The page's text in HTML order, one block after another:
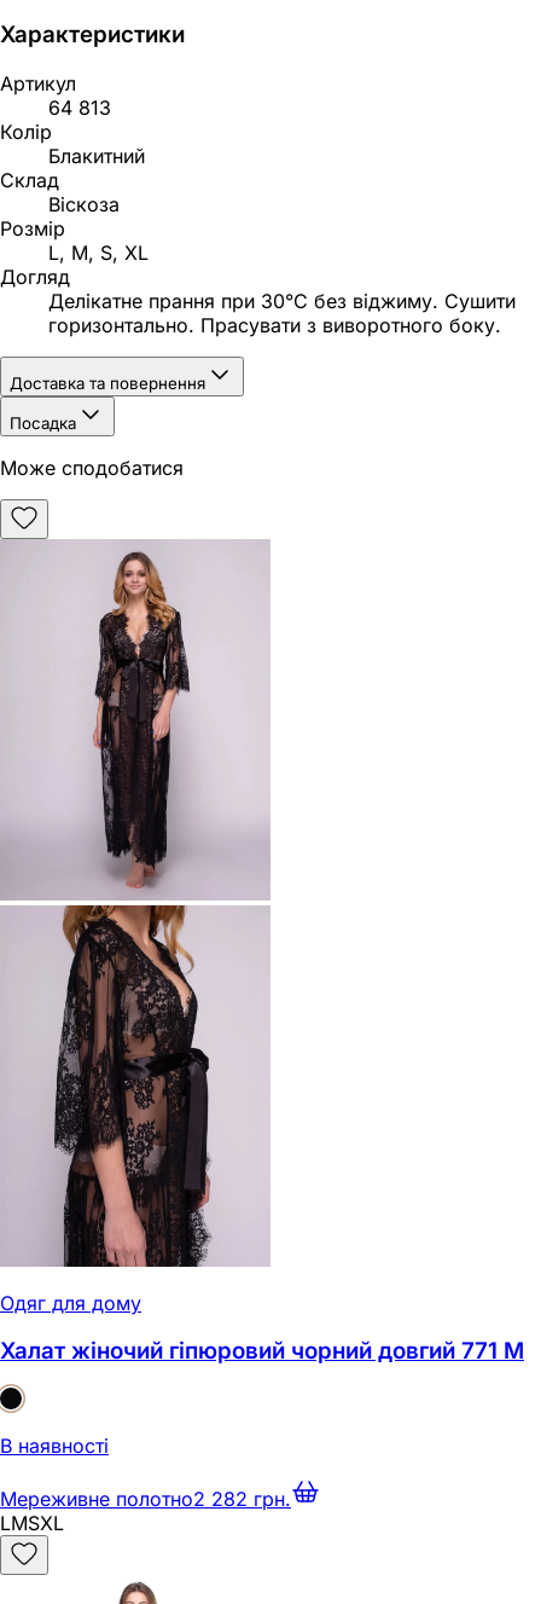
Характеристики
Артикул
64 813
Колір
Блакитний
Склад
Віскоза
Розмір
L, M, S, XL
Догляд
Делікатне прання при 30°C без віджиму. Сушити
горизонтально. Прасувати з виворотного боку.
Доставка та повернення
Посадка
Може сподобатися
Одяг для дому
Халат жіночий гіпюровий чорний довгий 771 M
В наявності
Мереживне полотно2 282 грн.
LMSXL